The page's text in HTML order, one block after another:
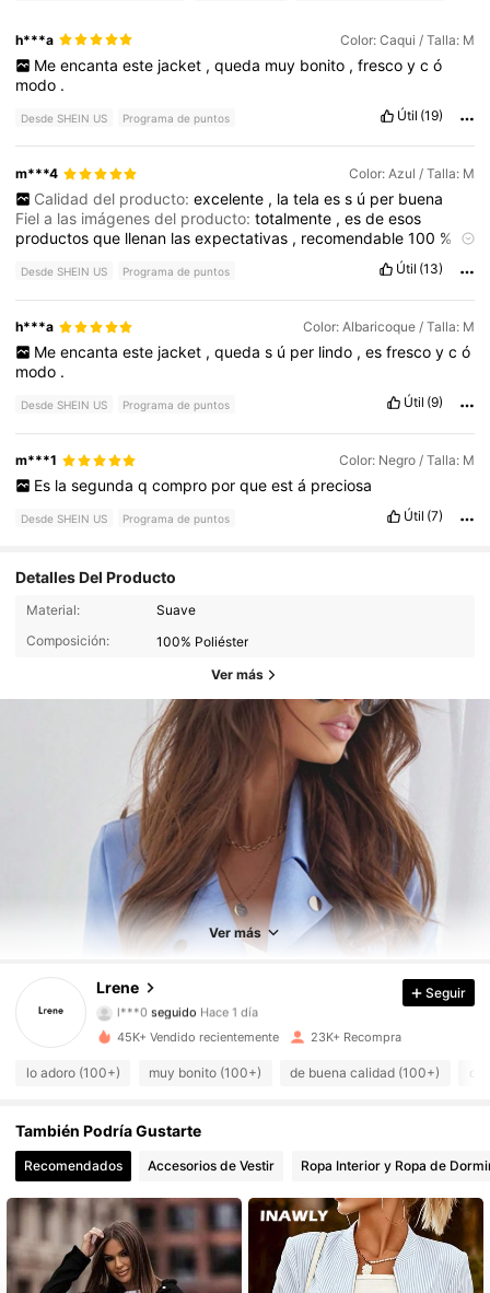
h***a Color: Caqui / Talla: M
Me encanta este jacket , queda muy bonito , fresco y c ó
modo .
Desde SHEIN US Programa de puntos Útil (19)
m***4 Color: Azul / Talla: M
Calidad del producto: excelente , la tela es s ú per buena
Fiel a las imágenes del producto:totalmente ,esdeesos
productosque llenan lasexpectativas , recomendable100 %
Desde SHEIN US Programa de puntos Útil (13)
h***a Color: Albaricoque / Talla: M
Me encanta este jacket , queda s ú per lindo , es fresco y c ó
modo .
Desde SHEIN US Programa de puntos Útil (9)
m***1 Color: Negro / Talla: M
Es la segunda q compro por que est á preciosa
Desde SHEIN US Programa de puntos Útil (7)
Detalles Del Producto
Material:
Suave
Composición:
100% Poliéster
Ver más
Ver más
Lrene
4.77 5.6K Seguidores
4.77 5.6K Seguidores
l***0seguido
4.77
5.6K Seguidores
4.77
4.77 5.6K Seguidores
4.77
4.77 5.6K Seguidores
Seguir
45K+ Vendido recientemente 23K+ Recompra
lo adoro (100+) muy bonito (100+) de buena calidad (100+)
También Podría Gustarte
Recomendados Accesorios de Vestir Ropa Interior y Ropa de